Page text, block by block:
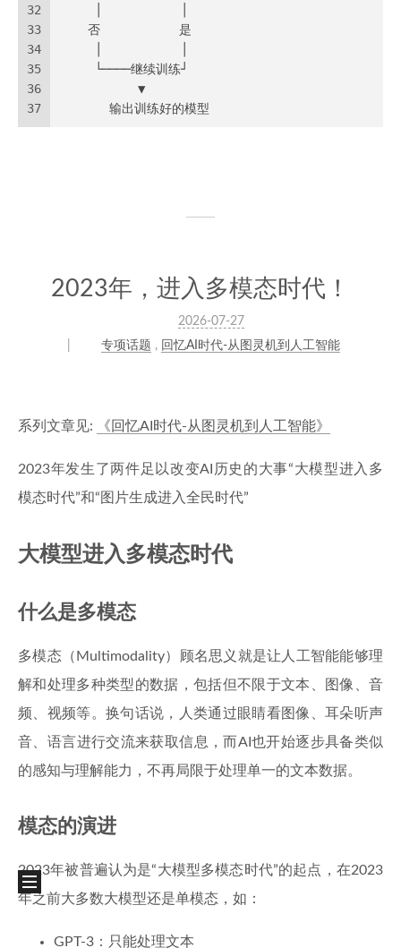
32
33
34
35
36
37
    否           是
     └────继续训练┘
           ▼
       输出训练好的模型
2023年，进入多模态时代！
2026-07-27
专项话题 , 回忆AI时代-从图灵机到人工智能
系列文章见: 《回忆AI时代-从图灵机到人工智能》
2023年发生了两件足以改变AI历史的大事“大模型进入多
模态时代”和“图片生成进入全民时代”
大模型进入多模态时代
什么是多模态
多模态（Multimodality）顾名思义就是让人工智能能够理
解和处理多种类型的数据，包括但不限于文本、图像、音
频、视频等。换句话说，人类通过眼睛看图像、耳朵听声
音、语言进行交流来获取信息，而AI也开始逐步具备类似
的感知与理解能力，不再局限于处理单一的文本数据。
模态的演进
2023年被普遍认为是“大模型多模态时代”的起点，在2023
年之前大多数大模型还是单模态，如：
GPT-3：只能处理文本